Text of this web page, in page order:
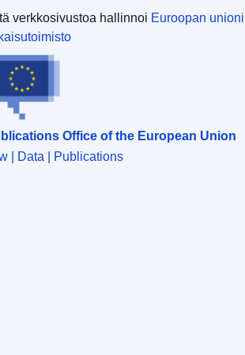
verkkosivustoa hallinnoi Euroopan
Office of the European Union
| Data | Publications